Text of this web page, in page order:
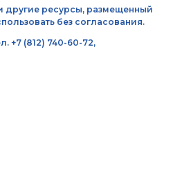
другие ресурсы, размещенный
без согласования.
+7 (812) 740-60-72,